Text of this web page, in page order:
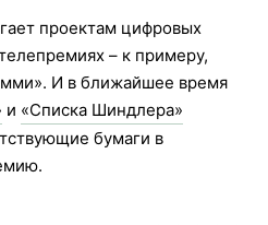
проектам цифровых
– к примеру,
И в ближайшее время
и «Списка Шиндлера»
бумаги в